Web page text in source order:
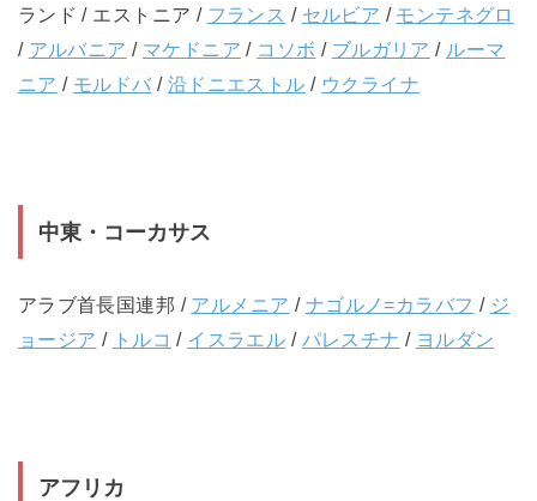
ランド / エストニア / フランス / セルビア / モンテネグロ
/ アルバニア / マケドニア / コソボ / ブルガリア / ルーマ
ニア / モルドバ / 沿ドニエストル / ウクライナ
中東・コーカサス
アラブ首長国連邦 / アルメニア / ナゴルノ=カラバフ / ジ
ョージア / トルコ / イスラエル / パレスチナ / ヨルダン
アフリカ